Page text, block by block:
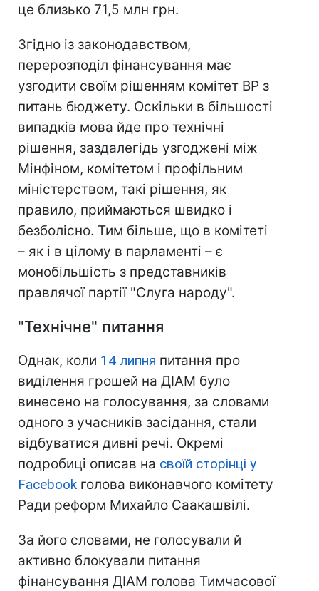
це близько 71,5 млн грн.
Згідно із законодавством,
перерозподіл фінансування має
узгодити своїм рішенням комітет ВР з
питань бюджету. Оскільки в більшості
випадків мова йде про технічні
рішення, заздалегідь узгоджені між
Мінфіном, комітетом і профільним
міністерством, такі рішення, як
правило, приймаються швидко і
безболісно. Тим більше, що в комітеті
– як і в цілому в парламенті – є
монобільшість з представників
правлячої партії "Слуга народу".
"Технічне" питання
Однак, коли 14 липня питання про
виділення грошей на ДІАМ було
винесено на голосування, за словами
одного з учасників засідання, стали
відбуватися дивні речі. Окремі
подробиці описав на своїй сторінці у
Facebook голова виконавчого комітету
Ради реформ Михайло Саакашвілі.
За його словами, не голосували й
активно блокували питання
фінансування ДІАМ голова Тимчасової